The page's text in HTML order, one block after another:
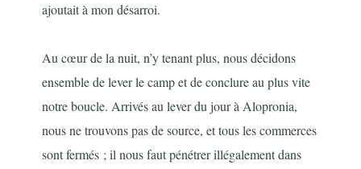
ajoutait à mon désarroi.
Au cœur de la nuit, n’y tenant plus, nous décidons
ensemble de lever le camp et de conclure au plus vite
notre boucle. Arrivés au lever du jour à Alopronia,
nous ne trouvons pas de source, et tous les commerces
sont fermés ; il nous faut pénétrer illégalement dans